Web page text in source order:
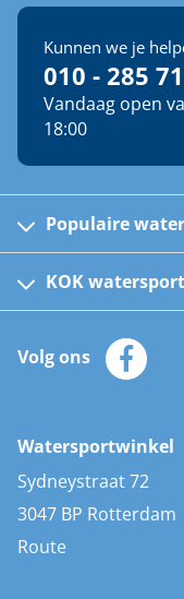
Kunnen we je
010 - 285
Vandaag open
18:00
Populaire
Kinder
Automatische
Zeilkleding
Zonnepanelen
AIS transponders
Stootwillen en
Bootkussens
Zwemtrappen
KOK watersport
Klantenservice
Merken
Volg ons
Watersportwinkel
Sydneystraat 72
3047 BP Rotterdam
Route